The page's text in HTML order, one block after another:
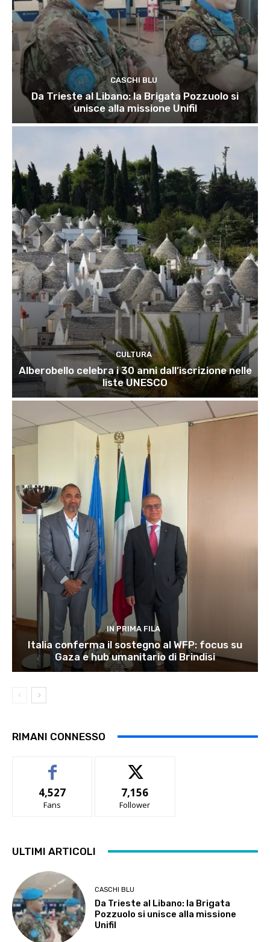
CASCHI BLU
Da Trieste al Libano: la Brigata Pozzuolo si
unisce alla missione Unifil
CULTURA
Alberobello celebra i 30 anni dall’iscrizione nelle
liste UNESCO
IN PRIMA FILA
Italia conferma il sostegno al WFP: focus su
Gaza e hub umanitario di Brindisi
RIMANI CONNESSO
4,527
Fans
7,156
Follower
ULTIMI ARTICOLI
CASCHI BLU
Da Trieste al Libano: la Brigata
Pozzuolo si unisce alla missione
Unifil